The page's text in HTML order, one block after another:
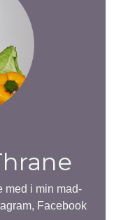
med i min mad-
Facebook